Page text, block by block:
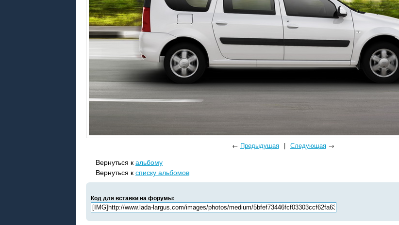
← Предыдущая | Следующая→
Вернуться к альбому
Вернуться к списку альбомов
Код для вставки на форумы: